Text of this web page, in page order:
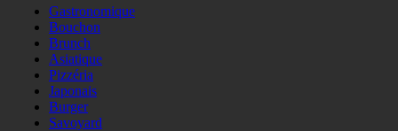
Gastronomique
Bouchon
Brunch
Asiatique
Pizzéria
Japonais
Burger
Savoyard